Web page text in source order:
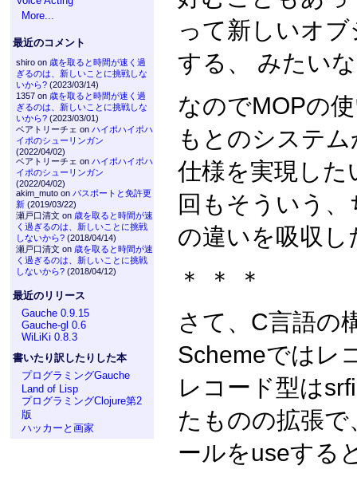
More...
最近のコメント
shiro on 歳を取ると時間が速く過
ぎるのは、新しいことに挑戦しな
いから?(2023/03/14)
1357 on 歳を取ると時間が速く過
ぎるのは、新しいことに挑戦しな
いから?(2023/03/01)
ベアトリーチェ on ハイポハイポハ
イポのシューリンガン
(2022/04/02)
ベアトリーチェ on ハイポハイポハ
イポのシューリンガン
(2022/04/02)
akim_muto on パスポートと免許更
新(2019/03/22)
瀬戸口清文 on 歳を取ると時間が速
く過ぎるのは、新しいことに挑戦
しないから?(2018/04/14)
瀬戸口清文 on 歳を取ると時間が速
く過ぎるのは、新しいことに挑戦
しないから?(2018/04/12)
最近のリリース
Gauche 0.9.15
Gauche-gl 0.6
WiLiKi 0.8.3
書いたり訳したりした本
プログラミングGauche
Land of Lisp
プログラミングClojure第2
版
ハッカーと画家
って新しいオ
する、 みたい
なのでMOPの
もとのシステ
仕様を実現した
回もそういう
の違いを吸収し
＊ ＊ ＊
さて、C言語の
Schemeではレ
レコード型は
たものの拡張
ールをuseする